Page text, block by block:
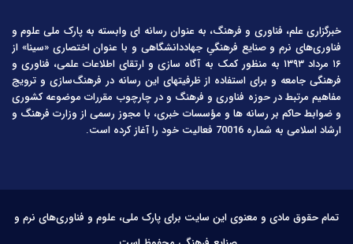
خبرگزاری علم، فناوری و فرهنگ، به عنوان رسانه ای وابسته به پارک ملی علوم و
فناوری‌های نرم و صنایع فرهنگیِ جهاددانشگاهی و با عنوان اختصاری «سینا» از
۱۶ مرداد ۱۳۹۳ به منظور کمک به آگاه سازی و ارتقای اطلاعات علمی، فناوری و
فرهنگی جامعه و برای استفاده از ظرفیتهای این رسانه در فرهنگ‌سازی و ترویج
مفاهیم مرتبط در حوزه فناوری و فرهنگ و در چارچوب مقررات موضوعه کشوری
و ضوابط حاکم بر رسانه ها و مؤسسات خبری، با مجوز رسمی از وزارت فرهنگ و
ارشاد اسلامی به شماره 70016 فعالیت خود را آغاز کرده است.
تمام حقوق مادی و معنوی این سایت برای پارک ملی، علوم و فناوری‌های نرم و